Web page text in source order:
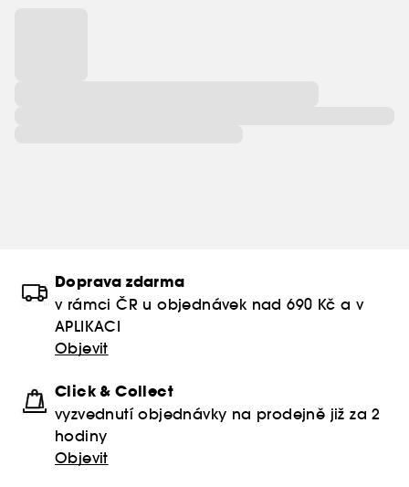
Doprava zdarma
v rámci ČR u objednávek nad 690 Kč a v
APLIKACI
Objevit
Click & Collect
vyzvednutí objednávky na prodejně již za 2
hodiny
Objevit